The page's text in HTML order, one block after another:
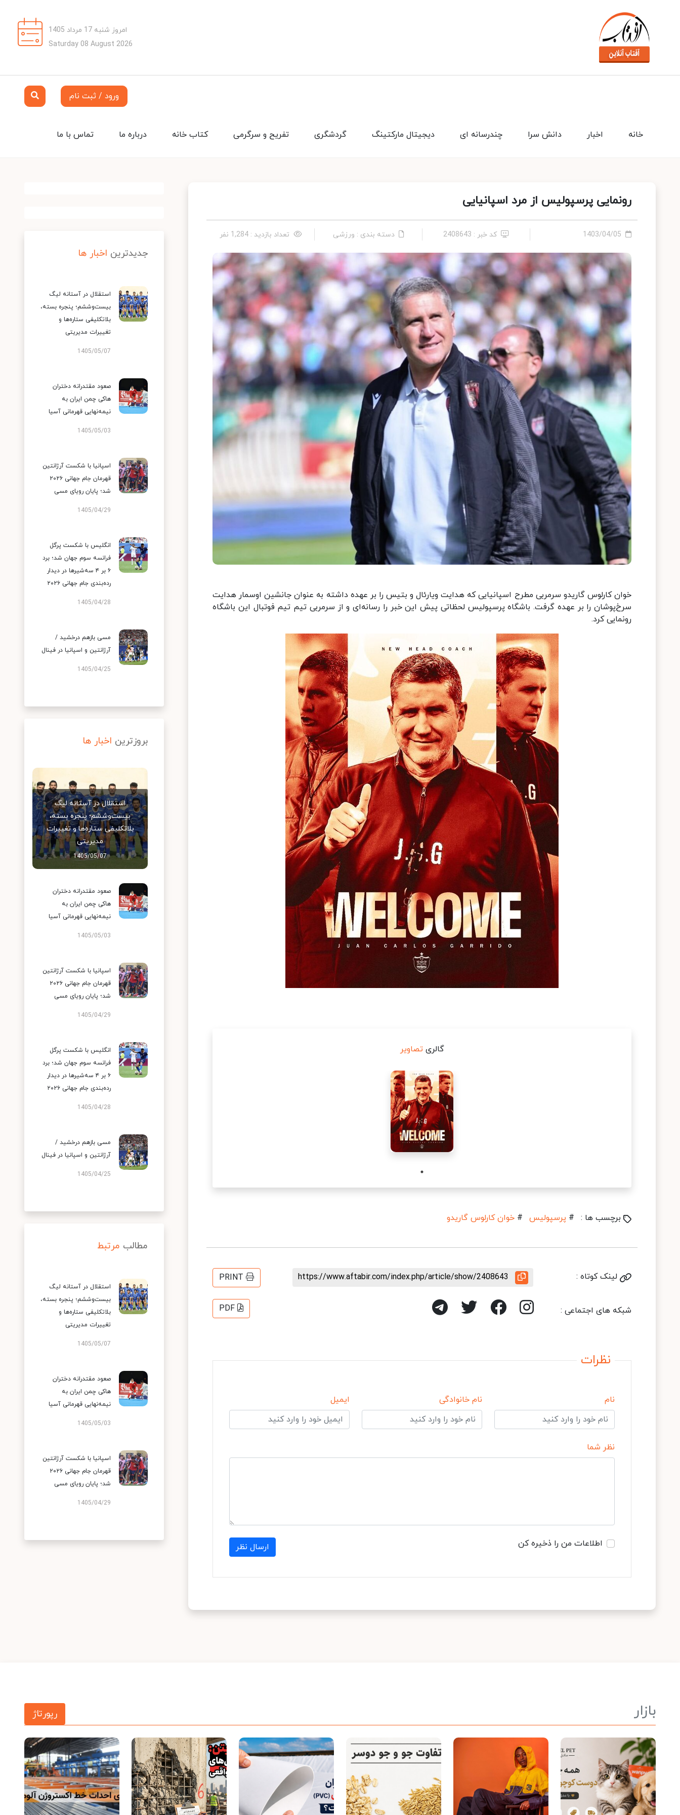
امروز شنبه 17 مرداد 1405
Saturday 08 August 2026
ورود / ثبت نام
تماس با ما درباره ما کتاب خانه تفریح و سرگرمی گردشگری دیجیتال مارکتینگ چندرسانه ای دانش سرا اخبار خانه
رونمایی پرسپولیس از مرد اسپانیایی
1403/04/05 کد خبر : 2408643 دسته بندی : ورزشی تعداد بازدید : 1,284 نفر
خوان کارلوس گاریدو سرمربی مطرح اسپانیایی که هدایت ویارئال و بتیس را بر عهده داشته به عنوان جانشین اوسمار هدایت
سرخ‌پوشان را بر عهده گرفت. باشگاه پرسپولیس لحظاتی پیش این خبر را رسانه‌ای و از سرمربی تیم تیم فوتبال این باشگاه
رونمایی کرد.
گالری تصاویر
برچسب ها : # پرسپولیس # خوان کارلوس گاریدو
لینک کوتاه : https://www.aftabir.com/index.php/article/show/2408643
PRINT
شبکه های اجتماعی : PDF
نظرات
نام نام خانوادگی ایمیل
نظر شما
اطلاعات من را ذخیره کن ارسال نظر
جدیدترین اخبار ها
استقلال در آستانه لیگ
بیست‌وششم؛ پنجره بسته،
بلاتکلیفی ستاره‌ها و
تغییرات مدیریتی
1405/05/07
صعود مقتدرانه دختران
هاکی چمن ایران به
نیمه‌نهایی قهرمانی آسیا
1405/05/03
اسپانیا با شکست آرژانتین
قهرمان جام جهانی ۲۰۲۶
شد؛ پایان رویای مسی
1405/04/29
انگلیس با شکست پرگل
فرانسه سوم جهان شد؛ برد
۶ بر ۴ سه‌شیرها در دیدار
رده‌بندی جام جهانی ۲۰۲۶
1405/04/28
مسی بازهم درخشید /
آرژانتین و اسپانیا در فینال
1405/04/25
بروزترین اخبار ها
استقلال در آستانه لیگ
بیست‌وششم؛ پنجره بسته،
بلاتکلیفی ستاره‌ها و تغییرات
مدیریتی
1405/05/07
صعود مقتدرانه دختران
هاکی چمن ایران به
نیمه‌نهایی قهرمانی آسیا
1405/05/03
اسپانیا با شکست آرژانتین
قهرمان جام جهانی ۲۰۲۶
شد؛ پایان رویای مسی
1405/04/29
انگلیس با شکست پرگل
فرانسه سوم جهان شد؛ برد
۶ بر ۴ سه‌شیرها در دیدار
رده‌بندی جام جهانی ۲۰۲۶
1405/04/28
مسی بازهم درخشید /
آرژانتین و اسپانیا در فینال
1405/04/25
مطالب مرتبط
استقلال در آستانه لیگ
بیست‌وششم؛ پنجره بسته،
بلاتکلیفی ستاره‌ها و
تغییرات مدیریتی
1405/05/07
صعود مقتدرانه دختران
هاکی چمن ایران به
نیمه‌نهایی قهرمانی آسیا
1405/05/03
اسپانیا با شکست آرژانتین
قهرمان جام جهانی ۲۰۲۶
شد؛ پایان رویای مسی
1405/04/29
بازار رپورتاژ